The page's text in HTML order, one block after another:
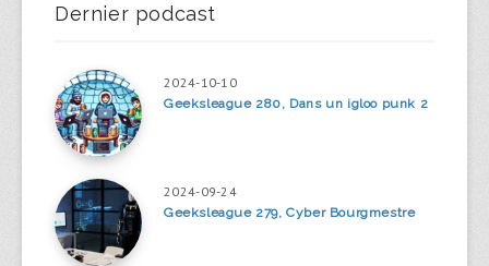
Dernier podcast
2024-10-10
Geeksleague 280, Dans un igloo punk 2
2024-09-24
Geeksleague 279, Cyber Bourgmestre